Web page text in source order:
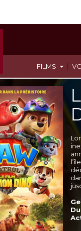
FILMS |